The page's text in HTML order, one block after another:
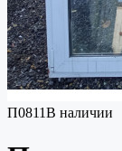
П0811В наличии